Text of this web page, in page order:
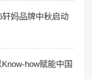
妈品牌中秋启动
how赋能中国